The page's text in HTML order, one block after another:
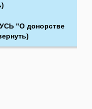
"О донорстве